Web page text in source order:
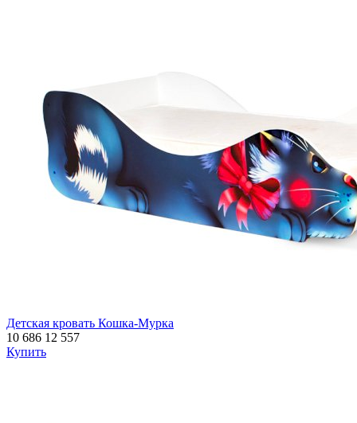
Детская кровать Кошка-Мурка
10 686 12 557
Купить